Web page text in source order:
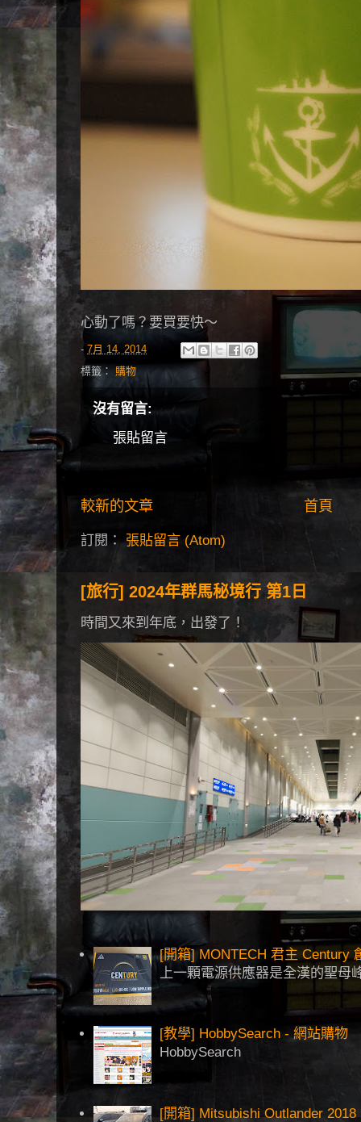
心動了嗎？要買要快～
- 7月 14, 2014
標籤： 購物
沒有留言:
張貼留言
較新的文章 首頁
訂閱： 張貼留言 (Atom)
[旅行] 2024年群馬秘境行 第1日
時間又來到年底，出發了！
[開箱] MONTECH 君主 Century
上一顆電源供應器是全漢的聖
[教學] HobbySearch - 網站購物
HobbySearch
[開箱] Mitsubishi Outlander 2018